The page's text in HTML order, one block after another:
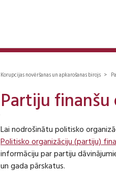
Korupcijas novēršanas un apkarošanas birojs >
Partiju
Lai nodrošinātu politisko
Politisko organizāciju (partiju)
informāciju par partiju
un gada pārskatus.